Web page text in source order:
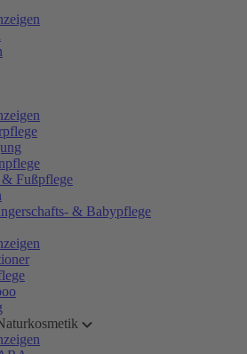
Fußpflege
& Babypflege